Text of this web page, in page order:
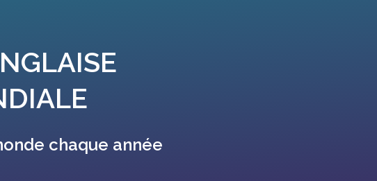
dans le monde chaque année